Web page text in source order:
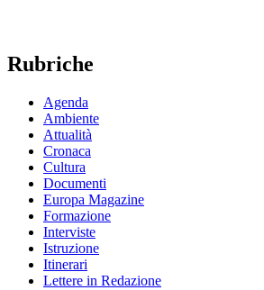
Rubriche
Agenda
Ambiente
Attualità
Cronaca
Cultura
Documenti
Europa Magazine
Formazione
Interviste
Istruzione
Itinerari
Lettere in Redazione